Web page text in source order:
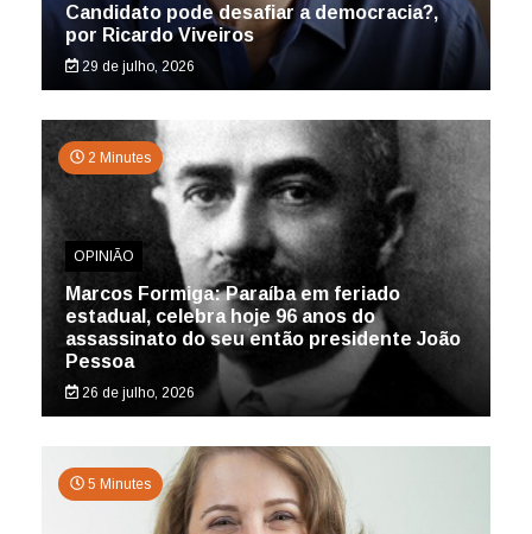
Candidato pode desafiar a democracia?,
por Ricardo Viveiros
29 de julho, 2026
2 Minutes
OPINIÃO
Marcos Formiga: Paraíba em feriado
estadual, celebra hoje 96 anos do
assassinato do seu então presidente João
Pessoa
26 de julho, 2026
5 Minutes